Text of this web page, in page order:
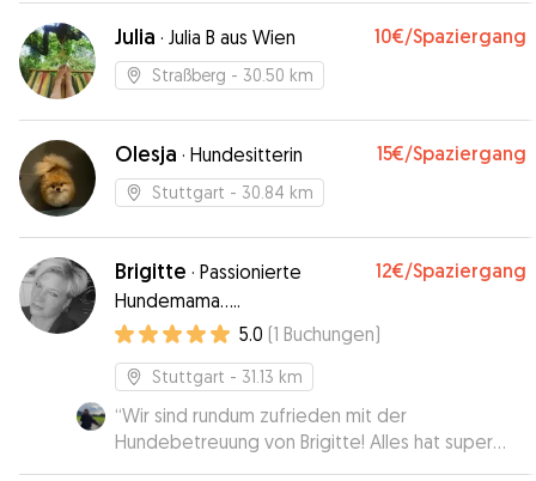
Julia · Julia B aus Wien 10€/Spaziergang
Straßberg - 30.50 km
Olesja · Hundesitterin 15€/Spaziergang
Stuttgart - 30.84 km
Brigitte · Passionierte
Hundemama.....
12€/Spaziergang
5.0 (1 Buchungen)
Stuttgart - 31.13 km
“Wir sind rundum zufrieden mit der
Hundebetreuung von Brigitte! Alles hat super
geklappt. Unseren Hund war mit viel Liebe und